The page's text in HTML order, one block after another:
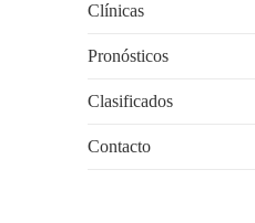
Clínicas
Pronósticos
Clasificados
Contacto